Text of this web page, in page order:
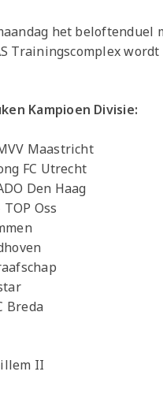
het beloftenduel
Trainingscomplex wordt
Kampioen Divisie:
Maastricht
FC Utrecht
Den Haag
Oss
Breda
II